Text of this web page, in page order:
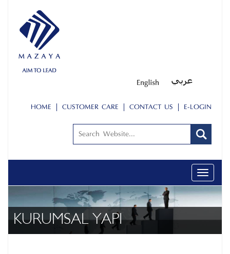
HOME CUSTOMER CARE CONTACT US E-LOGIN
Toggle
KURUMSAL YAPI